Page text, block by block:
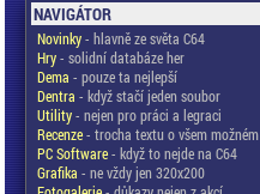
NAVIGÁTOR
Novinky- hlavně ze světa C64
Hry- solidní databáze her
Dema - pouze ta nejlepší
Dentra - když stačí jeden soubor
Utility- nejen pro práci a legraci
Recenze- trocha textu o všem možném
PC Software- když to nejde na C64
Grafika - ne vždy jen 320x200